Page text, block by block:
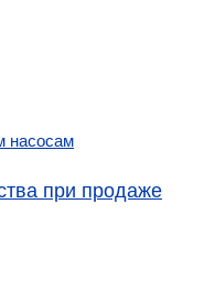
насосам
при продаже